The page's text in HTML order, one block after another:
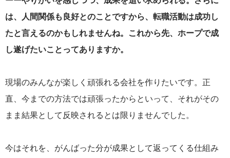
は、人間関係も良好とのことですから、転職活動は成功し
たと言えるのかもしれませんね。これから先、ホープで成
し遂げたいことってありますか。
現場のみんなが楽しく頑張れる会社を作りたいです。正
直、今までの方法では頑張ったからといって、それがその
まま結果として反映されるとは限りませんでした。
今はそれを、がんばった分が成果として返ってくる仕組み